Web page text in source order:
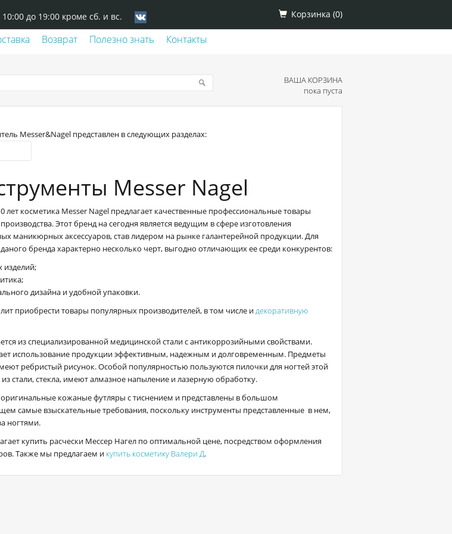
10:00 до 19:00 кроме сб. и вс. Корзинка (0)
Возврат Полезно знать Контакты
ВАША КОРЗИНА
пока пуста
Messer&Nagel представлен в следующих разделах:
Messer Nagel
лет косметика Messer Nagel предлагает качественные профессиональные товары
Этот бренд на сегодня является ведущим в сфере изготовления
маникюрных аксессуаров, став лидером на рынке галантерейной продукции. Для
бренда характерно несколько черт, выгодно отличающих ее среди конкурентов:
изделий;
дизайна и удобной упаковки.
приобрести товары популярных производителей, в том числе и декоративную
из специализированной медицинской стали с антикоррозийными свойствами.
использование продукции эффективным, надежным и долговременным. Предметы
ребристый рисунок. Особой популярностью пользуются пилочки для ногтей этой
стали, стекла, имеют алмазное напыление и лазерную обработку.
кожаные футляры с тиснением и представлены в большом
самые взыскательные требования, поскольку инструменты представленные в нем,
ногтями.
купить расчески Мессер Нагел по оптимальной цене, посредством оформления
Также мы предлагаем и купить косметику Валери Д.